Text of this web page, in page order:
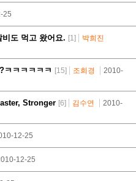
25
도 먹고 왔어요. [1]
박희진
ㅋㅋㅋㅋㅋㅋ [15] 조희경
2010-
Stronger [6] 김수연
2010-
12-25
12-25